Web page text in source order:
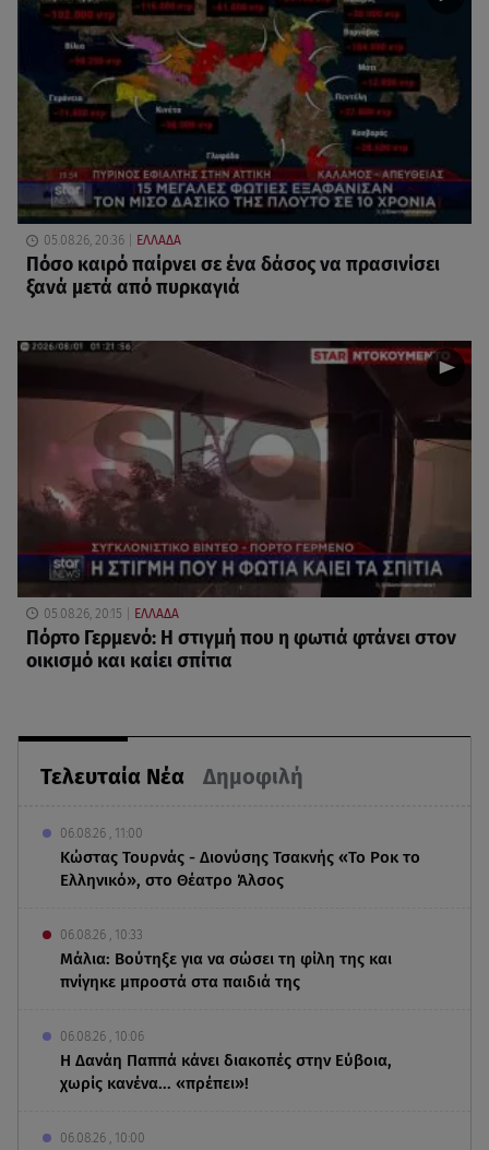
Τελευταία Νέα Δημοφιλή
06.08.26 , 11:00
Κώστας Τουρνάς - Διονύσης Τσακνής «Το Ροκ το
Ελληνικό», στο Θέατρο Άλσος
06.08.26 , 10:33
Μάλια: Βούτηξε για να σώσει τη φίλη της και
πνίγηκε μπροστά στα παιδιά της
06.08.26 , 10:06
Η Δανάη Παππά κάνει διακοπές στην Εύβοια,
χωρίς κανένα... «πρέπει»!
06.08.26 , 10:00
05.08.26, 20:36 ΕΛΛΑΔΑ
Πόσο καιρό παίρνει σε ένα δάσος να πρασινίσει
ξανά μετά από πυρκαγιά
05.08.26, 20:15 ΕΛΛΑΔΑ
Πόρτο Γερμενό: Η στιγμή που η φωτιά φτάνει στον
οικισμό και καίει σπίτια